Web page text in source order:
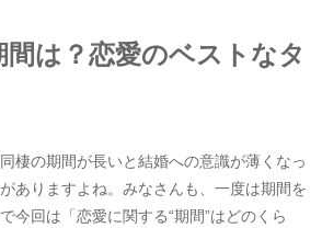
は？恋愛のベストなタ
棲の期間が長いと結婚への意識が薄くなっ
ありますよね。みなさんも、一度は期間を
今回は「恋愛に関する“期間”はどのくら